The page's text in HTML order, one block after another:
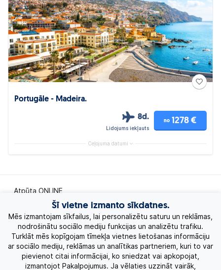
Portugāle - Madeira.
8d.
Lidojums iekļauts
no 1278 €
Ceļojuma datumi
Atpūta ONLINE
Ekskursiju ceļojumi
Eksotiskie ceļojumi
Labākie piedāvājumi
Šī vietne izmanto sīkdatnes.
Mēs izmantojam sīkfailus, lai personalizētu saturu un reklāmas,
nodrošinātu sociālo mediju funkcijas un analizētu trafiku.
Turklāt mēs kopīgojam tīmekļa vietnes lietošanas informāciju
ar sociālo mediju, reklāmas un analītikas partneriem, kuri to var
pievienot citai informācijai, ko sniedzat vai apkopojat,
izmantojot Pakalpojumus. Ja vēlaties uzzināt vairāk,